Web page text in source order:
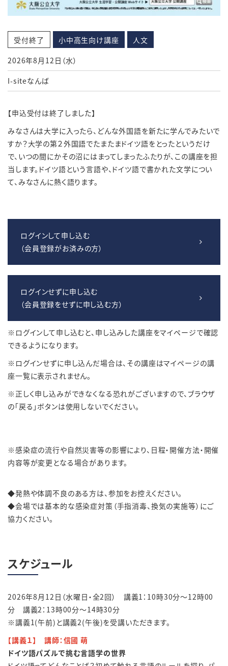
受付終了 小中高生向け講座 人文
2026年8月12日（水）
I-siteなんば
【申込受付は終了しました】
みなさんは大学に入ったら、どんな外国語を新たに学んでみたいで
すか？大学の第２外国語でたまたまドイツ語をとったというだけ
で、いつの間にかその沼にはまってしまったふたりが、この講座を担
当します。ドイツ語という言語や、ドイツ語で書かれた文学につい
て、みなさんに熱く語ります。
ログインして申し込む
（会員登録がお済みの方）
ログインせずに申し込む
（会員登録をせずに申し込む方）
※ログインして申し込むと、申し込みした講座をマイページで確認
できるようになります。
※ログインせずに申し込んだ場合は、その講座はマイページの講
座一覧に表示されません。
※正しく申し込みができなくなる恐れがございますので、ブラウザ
の「戻る」ボタンは使用しないでください。
※感染症の流行や自然災害等の影響により、日程・開催方法・開催
内容等が変更となる場合があります。
◆発熱や体調不良のある方は、参加をお控えください。
◆会場では基本的な感染症対策（手指消毒、換気の実施等）にご
協力ください。
スケジュール
2026年8月12日（水曜日・全2回） 講義1：10時30分～12時00
分 講義2：13時00分～14時30分
※講義1(午前)と講義2(午後)を受講いただきます。
【講義１】 講師：信國 萌
ドイツ語パズルで挑む言語学の世界